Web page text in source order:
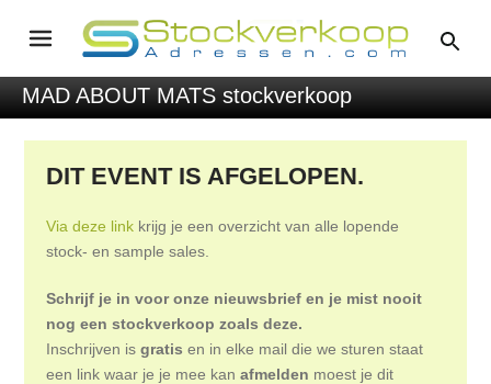
MAD ABOUT MATS stockverkoop
DIT EVENT IS AFGELOPEN.
Via deze link krijg je een overzicht van alle lopende
stock- en sample sales.
Schrijf je in voor onze nieuwsbrief en je mist nooit
nog een stockverkoop zoals deze.
Inschrijven isgratis en in elke mail die we sturen staat
een link waar je je mee kanafmelden moest je dit